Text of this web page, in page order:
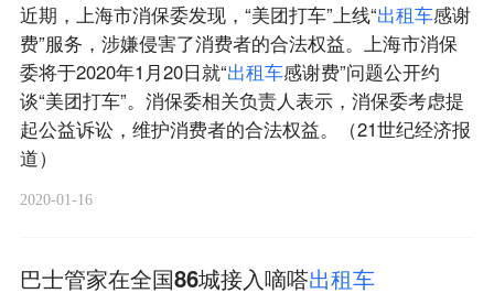
近期，上海市消保委发现，“美团打车”上线“出租车感谢
费”服务，涉嫌侵害了消费者的合法权益。上海市消保
委将于2020年1月20日就“出租车感谢费”问题公开约
谈“美团打车”。消保委相关负责人表示，消保委考虑提
起公益诉讼，维护消费者的合法权益。（21世纪经济报
道）
2020-01-16
巴士管家在全国86城接入嘀嗒出租车